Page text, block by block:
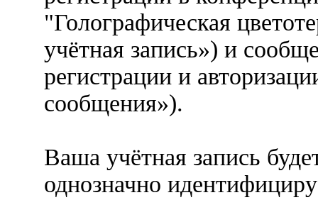
"Голографическая
учётная запись») и
регистрации и
сообщения»).
Ваша учётная запись
однозначно